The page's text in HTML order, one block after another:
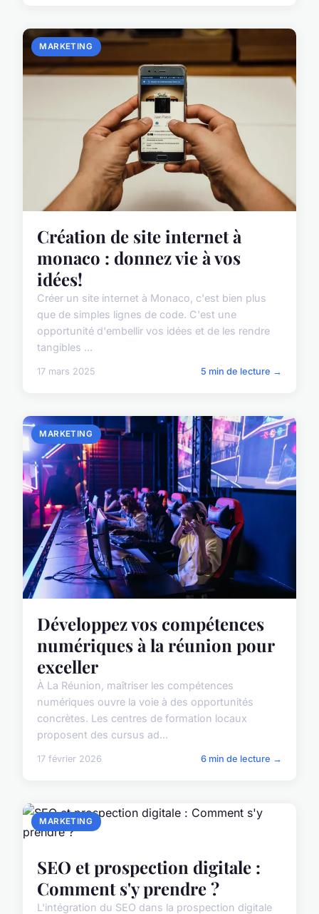
MARKETING
Création de site internet à
monaco : donnez vie à vos
idées!
Créer un site internet à Monaco, c'est bien plus
que de simples lignes de code. C'est une
opportunité d'embellir vos idées et de les rendre
tangibles ...
17 mars 2025 5 min de lecture →
MARKETING
Développez vos compétences
numériques à la réunion pour
exceller
À La Réunion, maîtriser les compétences
numériques ouvre la voie à des opportunités
concrètes. Les centres de formation locaux
proposent des cursus ad...
17 février 2026 6 min de lecture →
MARKETING
SEO et prospection digitale :
Comment s'y prendre ?
L'intégration du SEO dans la prospection digitale